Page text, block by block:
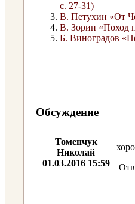
с. 27-31)
В. Петухин «От
В. Зорин «Поход
Б. Виноградов
Обсуждение
Томенчук
Николай
01.03.2016 15:59